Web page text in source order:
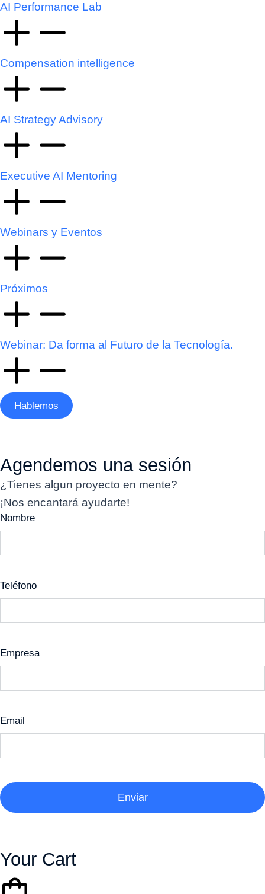
AI Performance Lab
Compensation intelligence
AI Strategy Advisory
Executive AI Mentoring
Webinars y Eventos
Próximos
Webinar: Da forma al Futuro de la Tecnología.
Hablemos
Agendemos una sesión
¿Tienes algun proyecto en mente?
¡Nos encantará ayudarte!
Nombre
Teléfono
Empresa
Email
Enviar
Your Cart